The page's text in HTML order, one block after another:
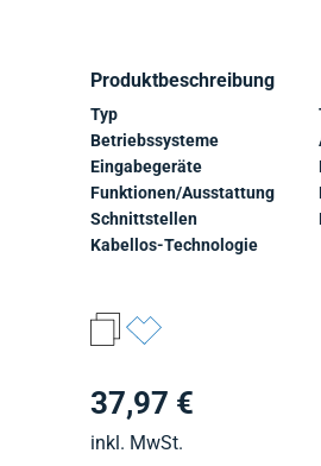
Produktbeschreibung
Typ
Betriebssysteme
Eingabegeräte
Funktionen/Ausstattung
Schnittstellen
Kabellos-Technologie
37,97 €
inkl. MwSt.